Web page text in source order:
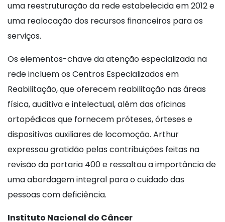
uma reestruturação da rede estabelecida em 2012 e
uma realocação dos recursos financeiros para os
serviços.
Os elementos-chave da atenção especializada na
rede incluem os Centros Especializados em
Reabilitação, que oferecem reabilitação nas áreas
física, auditiva e intelectual, além das oficinas
ortopédicas que fornecem próteses, órteses e
dispositivos auxiliares de locomoção. Arthur
expressou gratidão pelas contribuições feitas na
revisão da portaria 400 e ressaltou a importância de
uma abordagem integral para o cuidado das
pessoas com deficiência.
Instituto Nacional do Câncer